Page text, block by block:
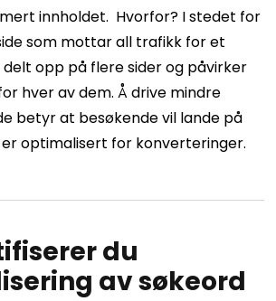
innholdet. Hvorfor? I stedet for
som mottar all trafikk for et
delt opp på flere sider og påvirker
hver av dem. Å drive mindre
betyr at besøkende vil lande på
er optimalisert for konverteringer.
du
av søkeord